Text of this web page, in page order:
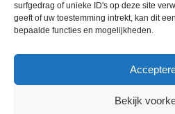
surfgedrag of unieke ID's op deze site
geeft of uw toestemming intrekt, kan dit
bepaalde functies en mogelijkheden.
Bekijk
i
n
w
i
a
c
o
o
u
b